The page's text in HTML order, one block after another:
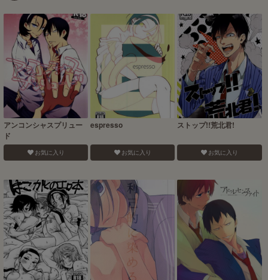
アンコンシャスプリュー
ド
お気に入り
espresso
お気に入り
ストップ!!荒北君!
お気に入り